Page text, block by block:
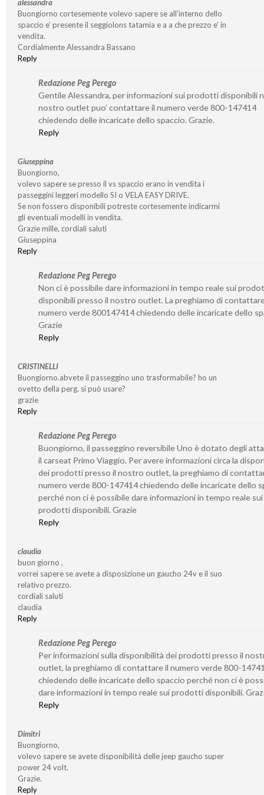
alessandra
Buongiorno cortesemente volevo sapere se all’interno dello
spaccio e’ presente il seggiolons tatamia e a a che prezzo e’ in
vendita.
Cordialmente Alessandra Bassano
Reply
Redazione Peg Perego
Gentile Alessandra, per informazioni sui prodotti disponibili
nostro outlet puo’ contattare il numero verde 800-147414
chiedendo delle incaricate dello spaccio. Grazie.
Reply
Giuseppina
Buongiorno,
volevo sapere se presso il vs spaccio erano in vendita i
passeggini leggeri modello SI o VELA EASY DRIVE.
Se non fossero disponibili potreste cortesemente indicarmi
gli eventuali modelli in vendita.
Grazie mille, cordiali saluti
Giuseppina
Reply
Redazione Peg Perego
Non ci è possibile dare informazioni in tempo reale sui
disponibili presso il nostro outlet. La preghiamo di
numero verde 800147414 chiedendo delle incaricate dello
Grazie
Reply
CRISTINELLI
Buongiorno.abvete il passeggino uno trasformabile? ho un
ovetto della perg. si può usare?
grazie
Reply
Redazione Peg Perego
Buongiorno, il passeggino reversibile Uno è dotato degli
il carseat Primo Viaggio. Per avere informazioni circa la
dei prodotti presso il nostro outlet, la preghiamo di
numero verde 800-147414 chiedendo delle incaricate dello
perché non ci è possibile dare informazioni in tempo reale sui
prodotti disponibili. Grazie
Reply
claudia
buon giorno ,
vorrei sapere se avete a disposizione un gaucho 24v e il suo
relativo prezzo.
cordiali saluti
claudia
Reply
Redazione Peg Perego
Per informazioni sulla disponibilità dei prodotti presso il
outlet, la preghiamo di contattare il numero verde 800-
chiedendo delle incaricate dello spaccio perché non ci è
dare informazioni in tempo reale sui prodotti disponibili.
Reply
Dimitri
Buongiorno,
volevo sapere se avete disponibilità delle jeep gaucho super
power 24 volt.
Grazie.
Reply